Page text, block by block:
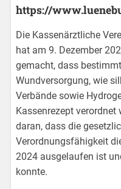
https://
Die Kassenärztliche
hat am 9. Dezember
gemacht, dass
Wundversorgung, wie
Verbände sowie
Kassenrezept verordnet
daran, dass die
Verordnungsfähigkeit
2024 ausgelaufen ist
konnte.